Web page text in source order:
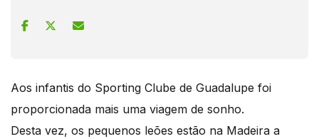
Aos infantis do Sporting Clube de Guadalupe foi
proporcionada mais uma viagem de sonho.
Desta vez, os pequenos leões estão na Madeira a